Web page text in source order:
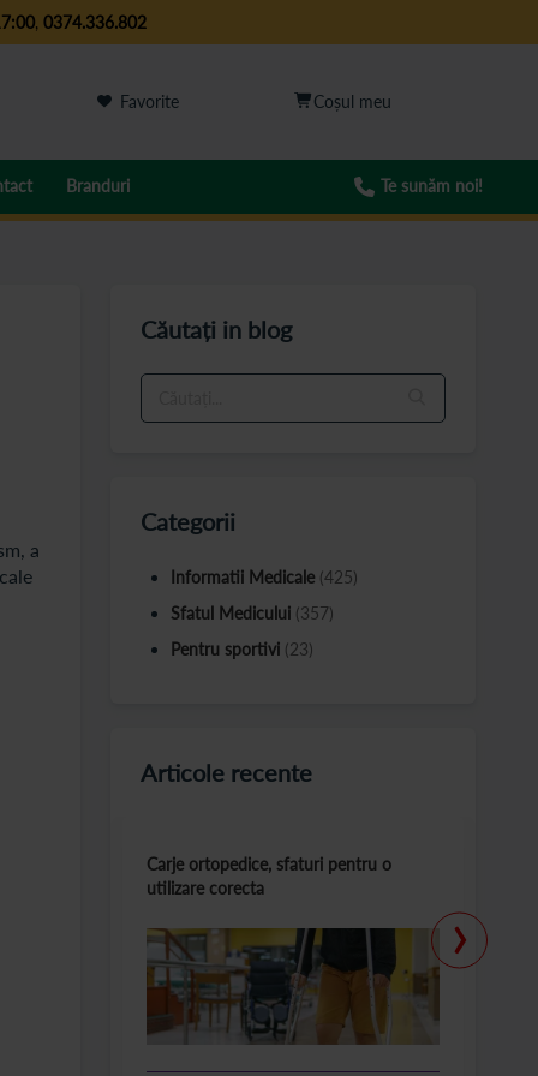
, 0374.336.802
Favorite
Branduri Te sunăm noi!
a
Căutați in blog
Categorii
Informatii Medicale (425)
Sfatul Medicului (357)
Pentru sportivi (23)
Articole recente
Carje ortopedice, sfaturi pentru o
utilizare corecta
›